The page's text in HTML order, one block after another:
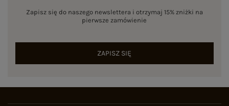
Zapisz się do naszego newslettera i otrzymaj 15% zniżki na
pierwsze zamówienie
ZAPISZ SIĘ